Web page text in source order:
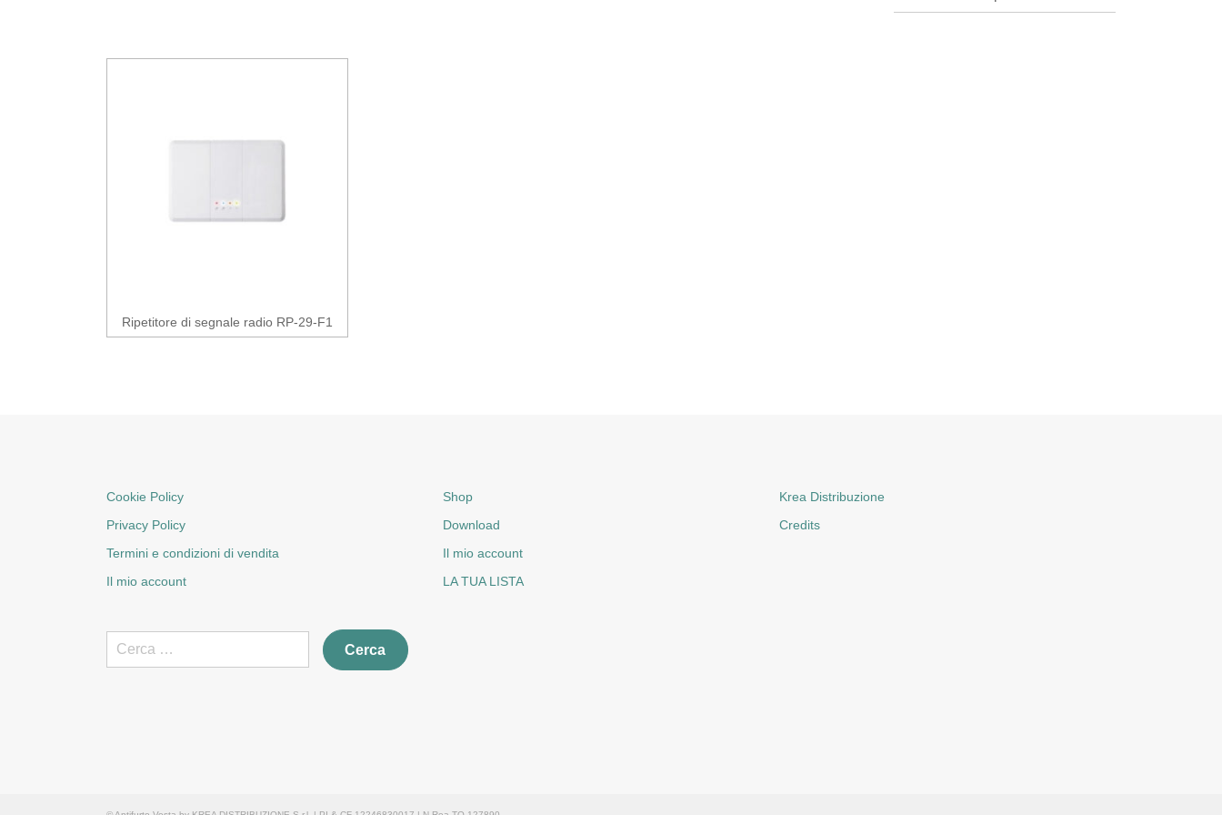
Ripetitore di segnale radio RP-29-F1
Cookie Policy
Privacy Policy
Termini e condizioni di vendita
Il mio account
Shop
Download
Il mio account
LA TUA LISTA
Krea Distribuzione
Credits
per: